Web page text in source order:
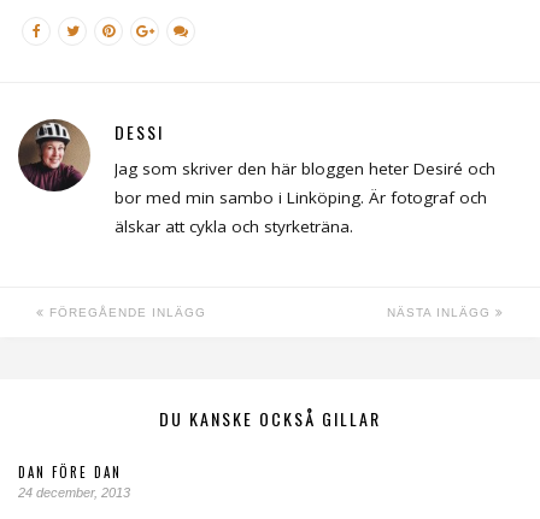
DESSI
Jag som skriver den här bloggen heter Desiré och
bor med min sambo i Linköping. Är fotograf och
älskar att cykla och styrketräna.
FÖREGÅENDE INLÄGG NÄSTA INLÄGG
DU KANSKE OCKSÅ GILLAR
DAN FÖRE DAN
24 december, 2013